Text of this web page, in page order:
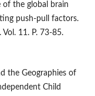
of the global brain
push-pull factors.
11. P. 73-85.
the Geographies of
Child